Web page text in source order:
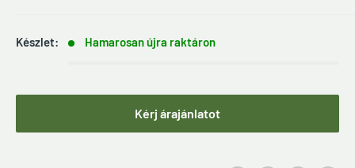
Készlet: Hamarosan újra raktáron
Kérj árajánlatot